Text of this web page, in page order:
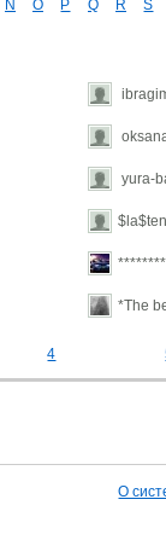
N O P Q R S
yura-
*The
4
О